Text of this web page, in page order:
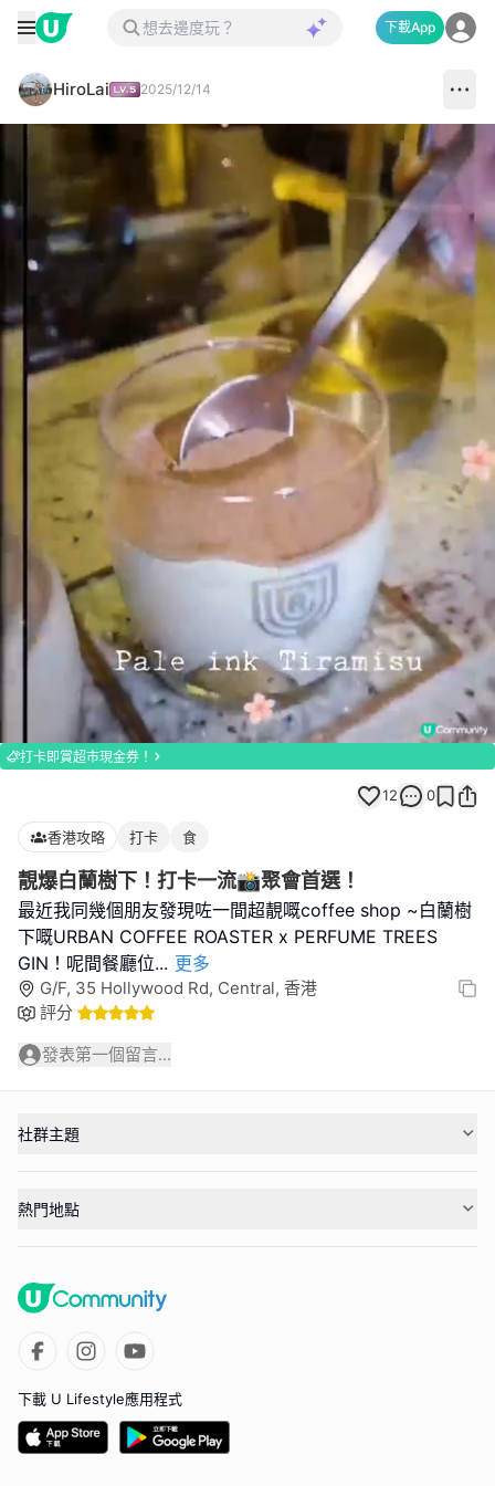
下載App
HiroLai 2025/12/14
Loaded
100.00%
Unmute
打卡即賞超市現金券！
12 0
香港攻略 打卡 食
靚爆白蘭樹下！打卡一流📸聚會首選！
最近我同幾個朋友發現咗一間超靚嘅coffee shop ~白蘭樹
下嘅URBAN COFFEE ROASTER x PERFUME TREES
GIN！呢間餐廳位... 更多
G/F, 35 Hollywood Rd, Central, 香港
評分
發表第一個留言...
社群主題
熱門地點
下載 U Lifestyle應用程式